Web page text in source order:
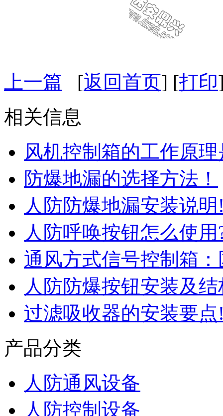
上一篇 [返回首页] [打印
相关信息
风机控制箱的工作原
防爆地漏的选择方法！
人防防爆地漏安装说
人防呼唤按钮怎么使用
通风方式信号控制箱
人防防爆按钮安装及
过滤吸收器的安装要点
产品分类
人防通风设备
人防控制设备